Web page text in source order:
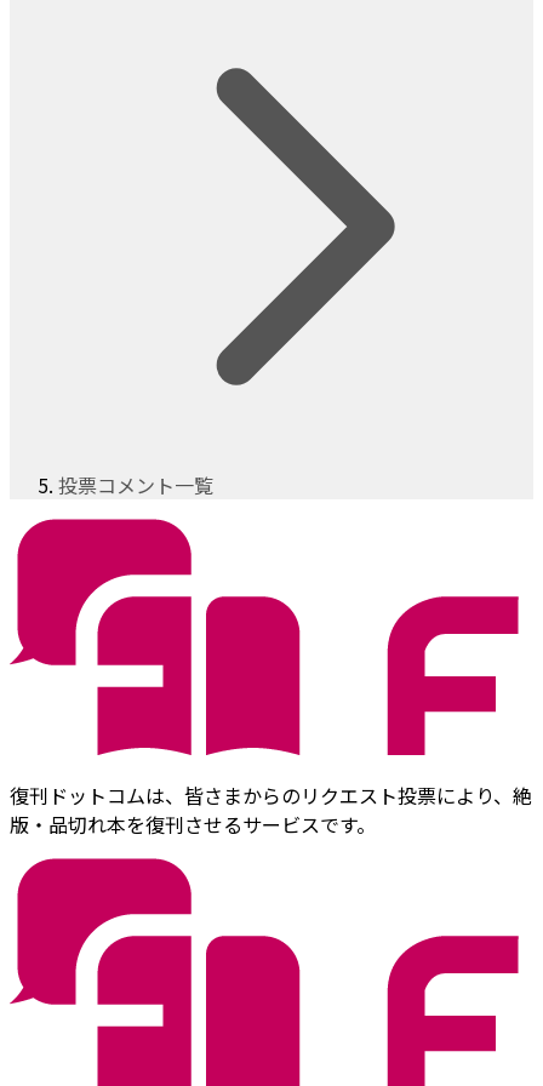
投票コメント一覧
復刊ドットコムは、皆さまからのリクエスト投票により、絶
版・品切れ本を復刊させるサービスです。